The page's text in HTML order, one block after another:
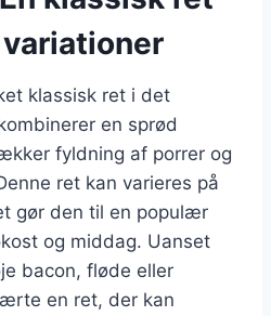
klassisk ret i det
en sprød
fyldning af porrer og
ret kan varieres på
gør den til en populær
og middag. Uanset
bacon, fløde eller
en ret, der kan